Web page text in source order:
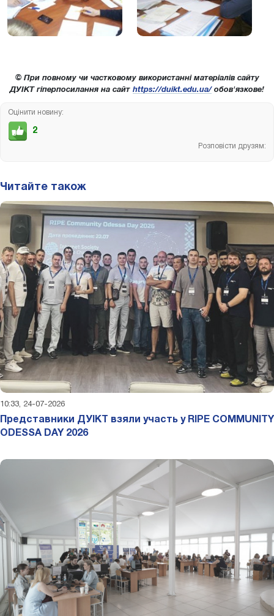
© При повному чи частковому використанні матеріалів сайту
ДУІКТ гіперпосилання на сайт https://duikt.edu.ua/обов'язкове!
Оцінити новину:
2
Розповісти друзям:
Читайте також
10:33, 24-07-2026
Представники ДУІКТ взяли участь у RIPE COMMUNITY
ODESSA DAY 2026